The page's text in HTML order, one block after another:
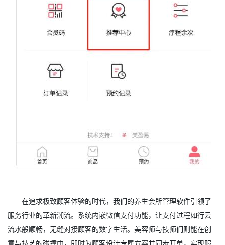
在追求极致顾客体验的时代，我们的养生会所管理软件引领了
服务行业的革新潮流。系统内嵌微信支付功能，让支付过程如行云
流水般顺畅，无缝对接顾客的数字生活。美容师与技师们则能在创
意与技艺的碰撞中，即时为顾客设计专属方案并同步开单，实现服